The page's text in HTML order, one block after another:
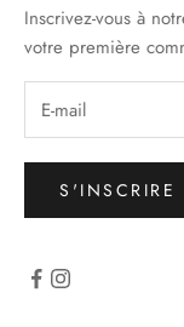
Inscrivez-vous à
votre première
S'INSCRIRE